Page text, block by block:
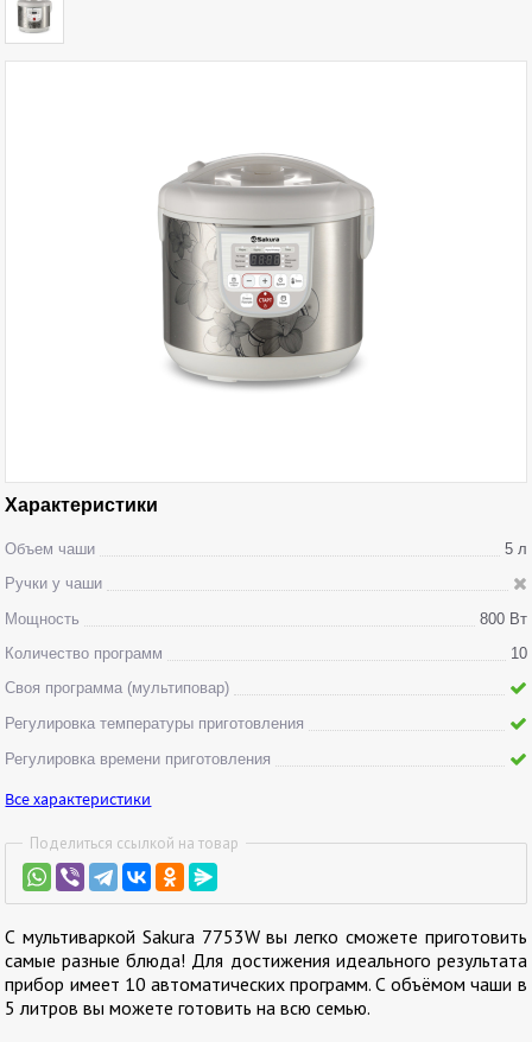
Характеристики
Объем чаши
5 л
Ручки у чаши
Мощность
800 Вт
Количество программ
10
Своя программа (мультиповар)
Регулировка температуры приготовления
Регулировка времени приготовления
Все характеристики
Поделиться ссылкой на товар
С мультиваркой Sakura 7753W вы легко сможете приготовить
самые разные блюда! Для достижения идеального результата
прибор имеет 10 автоматических программ. С объёмом чаши в
5 литров вы можете готовить на всю семью.